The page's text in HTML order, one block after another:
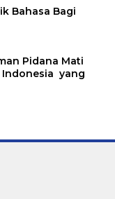
Bahasa Bagi
Pidana Mati
Indonesia yang